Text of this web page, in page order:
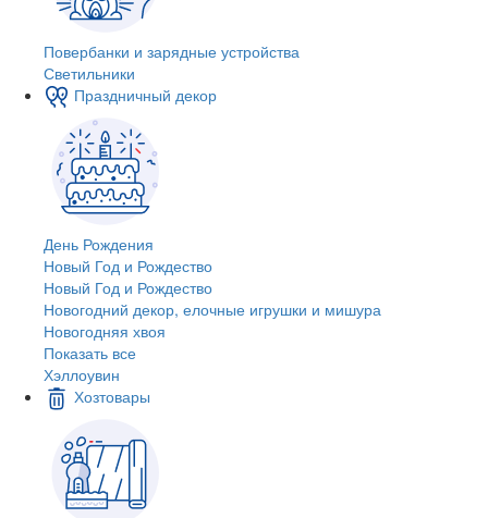
Повербанки и зарядные устройства
Светильники
Праздничный декор
День Рождения
Новый Год и Рождество
Новый Год и Рождество
Новогодний декор, елочные игрушки и мишура
Новогодняя хвоя
Показать все
Хэллоувин
Хозтовары